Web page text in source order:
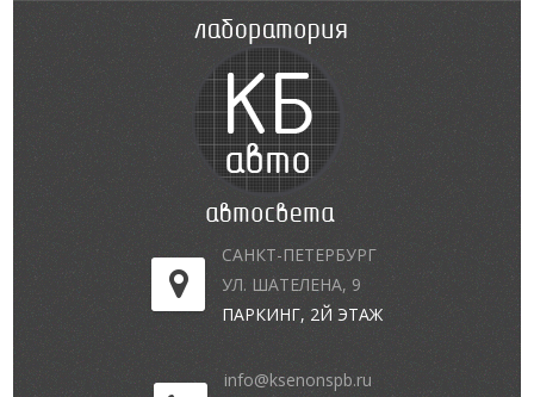
САНКТ-ПЕТЕРБУРГ
УЛ. ШАТЕЛЕНА, 9
ПАРКИНГ, 2Й ЭТАЖ
info@ksenonspb.ru